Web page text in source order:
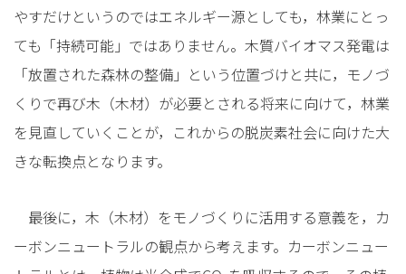
やすだけというのではエネルギー源としても，林業にとっ
ても「持続可能」ではありません。木質バイオマス発電は
「放置された森林の整備」という位置づけと共に，モノづ
くりで再び木（木材）が必要とされる将来に向けて，林業
を見直していくことが，これからの脱炭素社会に向けた大
きな転換点となります。
最後に，木（木材）をモノづくりに活用する意義を，カ
ーボンニュートラルの観点から考えます。カーボンニュー